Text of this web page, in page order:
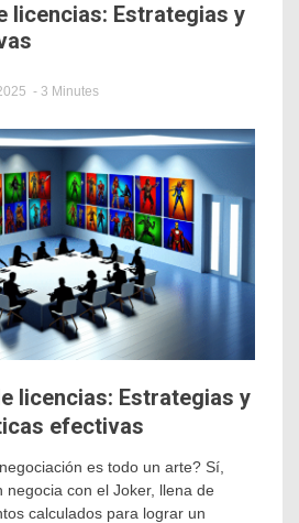
licencias: Estrategias y
Licensing
,
LicensingMX
- 3 Minutes
licencias: Estrategias y
efectivas
es todo un arte? Sí,
negocia con el Joker, llena de
calculados para lograr un